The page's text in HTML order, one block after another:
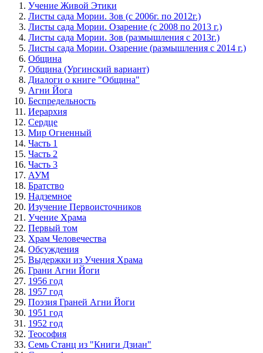
Учение Живой Этики
Листы сада Мории. Зов (с 2006г. по 2012г.)
Листы сада Мории. Озарение (с 2008 по 2013 г.)
Листы сада Мории. Зов (размышления с 2013г.)
Листы сада Мории. Озарение (размышления с 2014 г.)
Община
Община (Ургинский вариант)
Диалоги о книге "Община"
Агни Йога
Беспредельность
Иерархия
Сердце
Мир Огненный
Часть 1
Часть 2
Часть 3
АУМ
Братство
Надземное
Изучение Первоисточников
Учение Храма
Первый том
Храм Человечества
Обсуждения
Выдержки из Учения Храма
Грани Агни Йоги
1956 год
1957 год
Поэзия Граней Агни Йоги
1951 год
1952 год
Теософия
Семь Станц из "Книги Дзиан"